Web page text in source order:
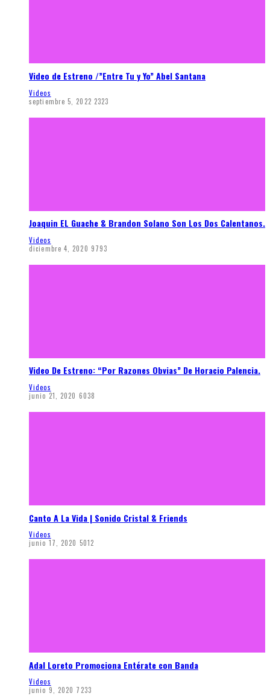
Video de Estreno /”Entre Tu y Yo” Abel Santana
Videos
septiembre 5, 2022 2323
Joaquin EL Guache & Brandon Solano Son Los Dos Calentanos.
Videos
diciembre 4, 2020 9793
Video De Estreno: “Por Razones Obvias” De Horacio Palencia.
Videos
junio 21, 2020 6038
Canto A La Vida | Sonido Cristal & Friends
Videos
junio 17, 2020 5012
Adal Loreto Promociona Entérate con Banda
Videos
junio 9, 2020 7233